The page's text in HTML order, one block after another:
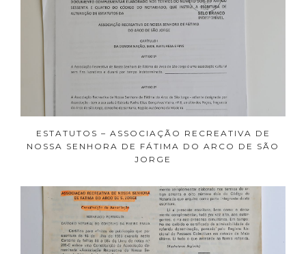
ESTATUTOS – ASSOCIAÇÃO RECREATIVA DE
NOSSA SENHORA DE FÁTIMA DO ARCO DE SÃO
JORGE